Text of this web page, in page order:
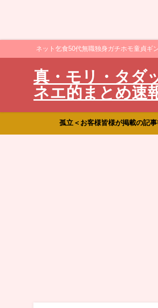
ネット乞食50代無職独身ガチホモ童貞ギ
真・モリ・タダ
ネエ的まとめ速
孤立＜お客様皆様が掲載の記